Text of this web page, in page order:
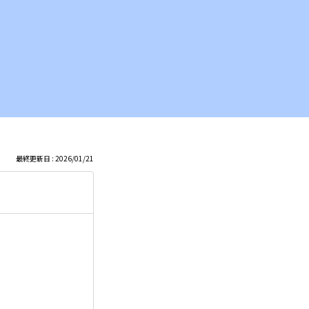
最終更新日 : 2026/01/21